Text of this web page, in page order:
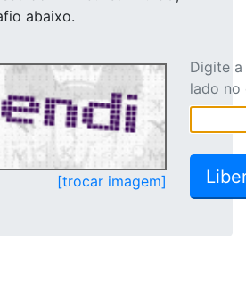
abaixo.
[trocar imagem]
Digite
lado no